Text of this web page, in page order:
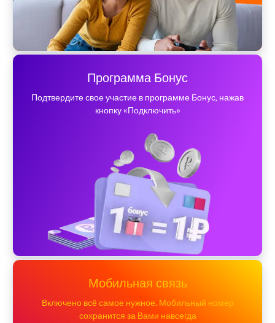
Программа Бонус
Подтвердите свое участие в программе Бонус, нажав
кнопку «Подключить»
Мобильная связь
Включено всё самое нужное. Мобильный номер
сохранится за Вами навсегда